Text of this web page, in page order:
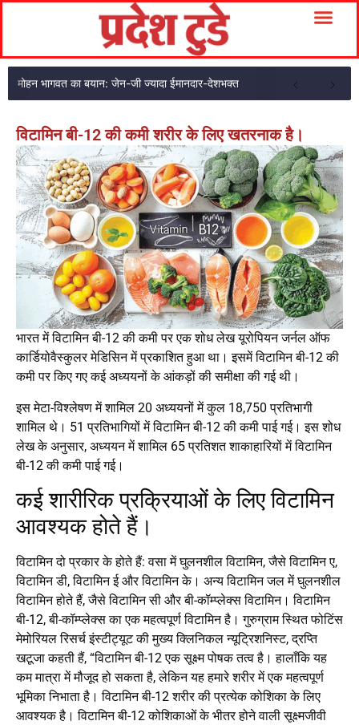
मोहन भागवत का बयान: जेन-जी ज्यादा ईमानदार-देशभक्त
विटामिन बी-12 की कमी शरीर के लिए खतरनाक है।
भारत में विटामिन बी-12 की कमी पर एक शोध लेख यूरोपियन जर्नल ऑफ
कार्डियोवैस्कुलर मेडिसिन में प्रकाशित हुआ था। इसमें विटामिन बी-12 की
कमी पर किए गए कई अध्ययनों के आंकड़ों की समीक्षा की गई थी।
इस मेटा-विश्लेषण में शामिल 20 अध्ययनों में कुल 18,750 प्रतिभागी
शामिल थे। 51 प्रतिभागियों में विटामिन बी-12 की कमी पाई गई। इस शोध
लेख के अनुसार, अध्ययन में शामिल 65 प्रतिशत शाकाहारियों में विटामिन
बी-12 की कमी पाई गई।
कई शारीरिक प्रक्रियाओं के लिए विटामिन
आवश्यक होते हैं।
विटामिन दो प्रकार के होते हैं: वसा में घुलनशील विटामिन, जैसे विटामिन ए,
विटामिन डी, विटामिन ई और विटामिन के। अन्य विटामिन जल में घुलनशील
विटामिन होते हैं, जैसे विटामिन सी और बी-कॉम्प्लेक्स विटामिन। विटामिन
बी-12, बी-कॉम्प्लेक्स का एक महत्वपूर्ण विटामिन है। गुरुग्राम स्थित फोटिंस
मेमोरियल रिसर्च इंस्टीट्यूट की मुख्य क्लिनिकल न्यूट्रिशनिस्ट, द्रप्ति
खटूजा कहती हैं, “विटामिन बी-12 एक सूक्ष्म पोषक तत्व है। हालाँकि यह
कम मात्रा में मौजूद हो सकता है, लेकिन यह हमारे शरीर में एक महत्वपूर्ण
भूमिका निभाता है। विटामिन बी-12 शरीर की प्रत्येक कोशिका के लिए
आवश्यक है। विटामिन बी-12 कोशिकाओं के भीतर होने वाली सूक्ष्मजीवी